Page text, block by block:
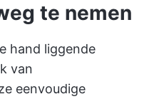
te nemen
hand liggende
van
eenvoudige